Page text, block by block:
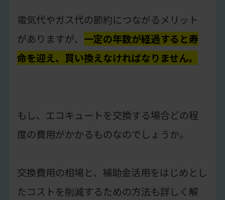
電気代やガス代の節約につながるメリット
がありますが、 一定の年数が経過すると寿
命を迎え、買い換えなければなりません。
もし、エコキュートを交換する場合どの程
度の費用がかかるものなのでしょうか。
交換費用の相場と、補助金活用をはじめとし
たコストを削減するための方法も詳しく解